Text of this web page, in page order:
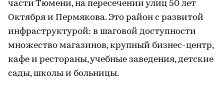
части Тюмени, на пересечении улиц 50 лет
Октября и Пермякова. Это район с развитой
инфраструктурой: в шаговой доступности
множество магазинов, крупный бизнес-центр,
кафе и рестораны, учебные заведения, детские
сады, школы и больницы.